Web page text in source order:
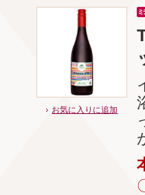
お気に入りに追加